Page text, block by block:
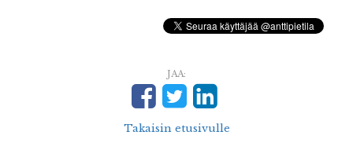
JAA:
Takaisin etusivulle